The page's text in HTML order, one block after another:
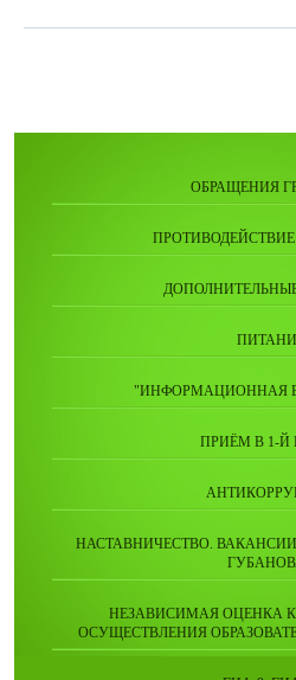
ОБРАЩЕНИЯ
"ИНФОРМАЦИОННАЯ
ПРИЁМ В 1-Й
НАСТАВНИЧЕСТВО.
НЕЗАВИСИМАЯ ОЦЕНКА
ОСУЩЕСТВЛЕНИЯ